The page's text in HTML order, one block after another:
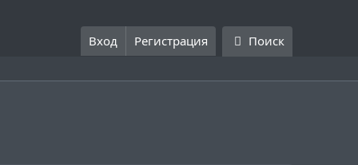
Вход Регистрация Поиск